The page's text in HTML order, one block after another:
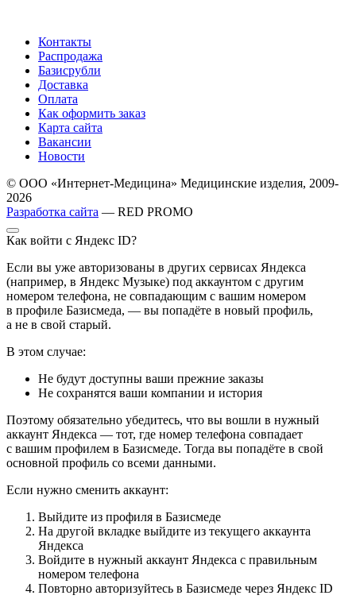
Контакты
Распродажа
Базисрубли
Доставка
Оплата
Как оформить заказ
Карта сайта
Вакансии
Новости
© ООО «Интернет-Медицина» Медицинские изделия, 2009-
2026
Разработка сайта — RED PROMO
Как войти с Яндекс ID?
Если вы уже авторизованы в других сервисах Яндекса
(например, в Яндекс Музыке) под аккаунтом с другим
номером телефона, не совпадающим с вашим номером
в профиле Базисмеда, — вы попадёте в новый профиль,
а не в свой старый.
В этом случае:
Не будут доступны ваши прежние заказы
Не сохранятся ваши компании и история
Поэтому обязательно убедитесь, что вы вошли в нужный
аккаунт Яндекса — тот, где номер телефона совпадает
с вашим профилем в Базисмеде. Тогда вы попадёте в свой
основной профиль со всеми данными.
Если нужно сменить аккаунт:
Выйдите из профиля в Базисмеде
На другой вкладке выйдите из текущего аккаунта
Яндекса
Войдите в нужный аккаунт Яндекса с правильным
номером телефона
Повторно авторизуйтесь в Базисмеде через Яндекс ID